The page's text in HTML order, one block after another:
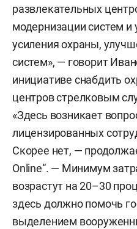
развлекательных
модернизации систем и
усиления охраны,
систем», — говорит
инициативе снабдить
центров стрелковым
«Здесь возникает
лицензированных
Скорее нет, —
Online“. — Минимум
возрастут на 20–30
здесь должно помочь
выделением